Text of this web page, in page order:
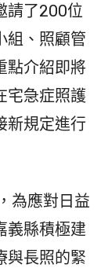
請了200位
組、照顧管
點介紹即將
宅急症照護
新規定進行
為應對日益
義縣積極建
與長照的緊